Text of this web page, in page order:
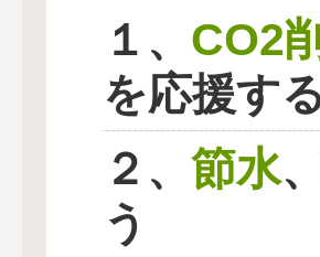
１、 CO2
を応援す
２、 節水、
う